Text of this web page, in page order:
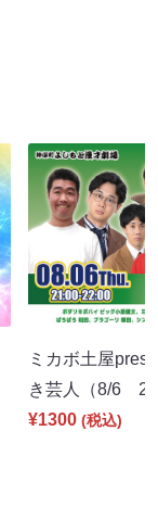
ミカボ土屋
き芸人（8/6
¥1300 (税込)